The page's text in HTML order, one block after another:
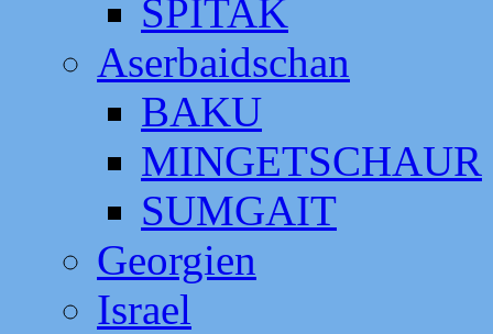
SPITAK
Aserbaidschan
BAKU
MINGETSCHAUR
SUMGAIT
Georgien
Israel